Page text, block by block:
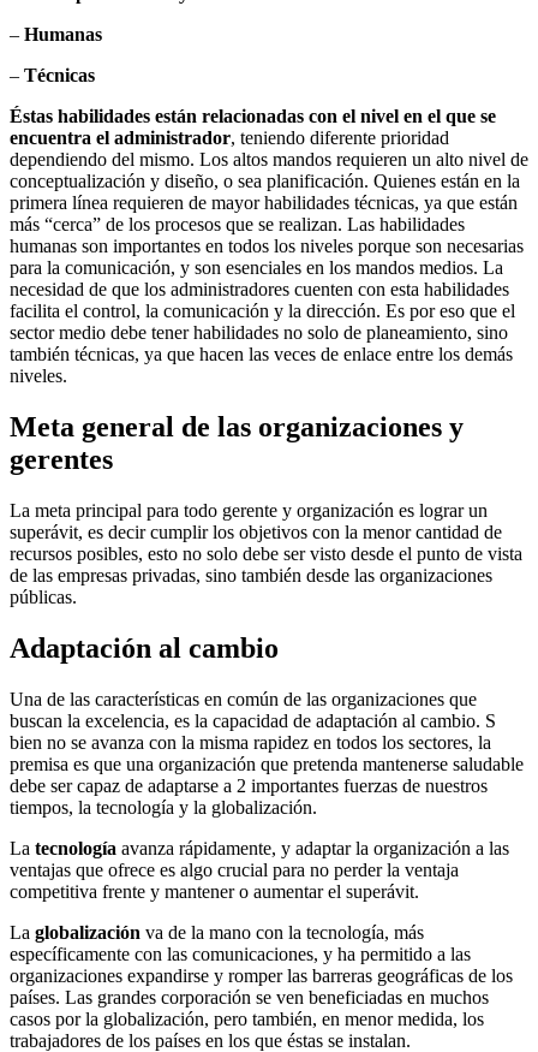
– Humanas
– Técnicas
Éstas habilidades están relacionadas con el nivel en el que se
encuentra el administrador, teniendo diferente prioridad
dependiendo del mismo. Los altos mandos requieren un alto nivel de
conceptualización y diseño, o sea planificación. Quienes están en la
primera línea requieren de mayor habilidades técnicas, ya que están
más “cerca” de los procesos que se realizan. Las habilidades
humanas son importantes en todos los niveles porque son necesarias
para la comunicación, y son esenciales en los mandos medios. La
necesidad de que los administradores cuenten con esta habilidades
facilita el control, la comunicación y la dirección. Es por eso que el
sector medio debe tener habilidades no solo de planeamiento, sino
también técnicas, ya que hacen las veces de enlace entre los demás
niveles.
Meta general de las organizaciones y
gerentes
La meta principal para todo gerente y organización es lograr un
superávit, es decir cumplir los objetivos con la menor cantidad de
recursos posibles, esto no solo debe ser visto desde el punto de vista
de las empresas privadas, sino también desde las organizaciones
públicas.
Adaptación al cambio
Una de las características en común de las organizaciones que
buscan la excelencia, es la capacidad de adaptación al cambio. S
bien no se avanza con la misma rapidez en todos los sectores, la
premisa es que una organización que pretenda mantenerse saludable
debe ser capaz de adaptarse a 2 importantes fuerzas de nuestros
tiempos, la tecnología y la globalización.
La tecnología avanza rápidamente, y adaptar la organización a las
ventajas que ofrece es algo crucial para no perder la ventaja
competitiva frente y mantener o aumentar el superávit.
La globalización va de la mano con la tecnología, más
específicamente con las comunicaciones, y ha permitido a las
organizaciones expandirse y romper las barreras geográficas de los
países. Las grandes corporación se ven beneficiadas en muchos
casos por la globalización, pero también, en menor medida, los
trabajadores de los países en los que éstas se instalan.